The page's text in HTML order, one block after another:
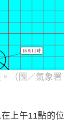
（圖／氣象署
上午11點的位